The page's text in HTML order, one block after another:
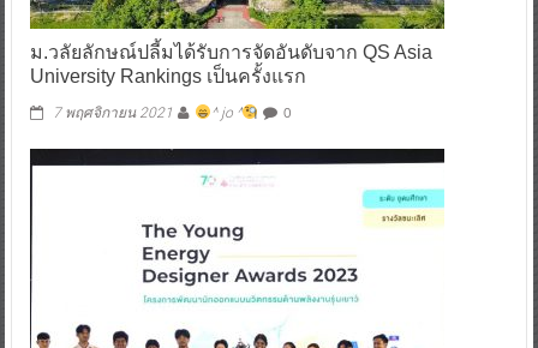
ม.วลัยลักษณ์ปลี้มได้รับการจัดอันดับจาก QS Asia
University Rankings เป็นครั้งแรก
7 พฤศจิกายน 2021 ^ jo ^ 0